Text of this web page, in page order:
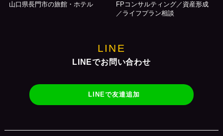
山口県長門市の旅館・ホテル
FPコンサルティング／資産形成
／ライフプラン相談
LINE
LINEでお問い合わせ
LINEで友達追加